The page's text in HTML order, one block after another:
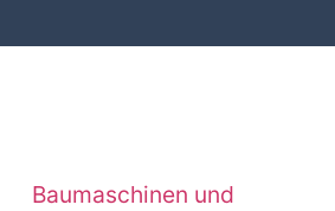
HANNOVER
Baumaschinen und